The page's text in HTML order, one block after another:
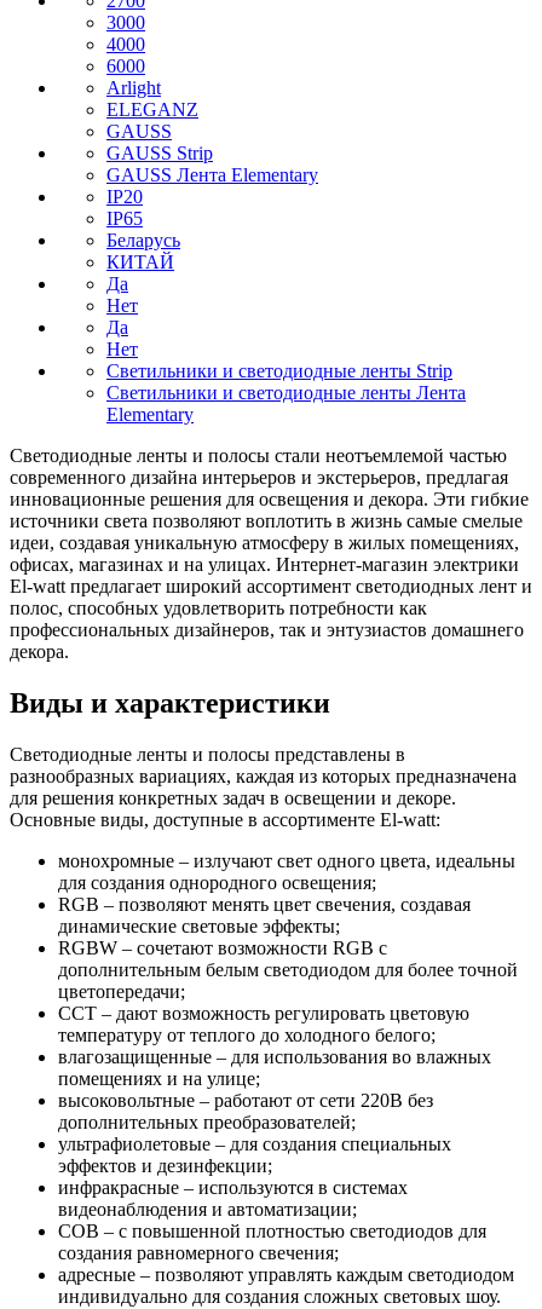
3000
4000
6000
Arlight
ELEGANZ
GAUSS
GAUSS Strip
GAUSS Лента Elementary
IP20
IP65
Беларусь
КИТАЙ
Да
Нет
Да
Нет
Светильники и светодиодные ленты Strip
Светильники и светодиодные ленты Лента
Elementary
Светодиодные ленты и полосы стали неотъемлемой частью
современного дизайна интерьеров и экстерьеров, предлагая
инновационные решения для освещения и декора. Эти гибкие
источники света позволяют воплотить в жизнь самые смелые
идеи, создавая уникальную атмосферу в жилых помещениях,
офисах, магазинах и на улицах. Интернет-магазин электрики
El-watt предлагает широкий ассортимент светодиодных лент и
полос, способных удовлетворить потребности как
профессиональных дизайнеров, так и энтузиастов домашнего
декора.
Виды и характеристики
Светодиодные ленты и полосы представлены в
разнообразных вариациях, каждая из которых предназначена
для решения конкретных задач в освещении и декоре.
Основные виды, доступные в ассортименте El-watt:
монохромные – излучают свет одного цвета, идеальны
для создания однородного освещения;
RGB – позволяют менять цвет свечения, создавая
динамические световые эффекты;
RGBW – сочетают возможности RGB с
дополнительным белым светодиодом для более точной
цветопередачи;
CCT – дают возможность регулировать цветовую
температуру от теплого до холодного белого;
влагозащищенные – для использования во влажных
помещениях и на улице;
высоковольтные – работают от сети 220В без
дополнительных преобразователей;
ультрафиолетовые – для создания специальных
эффектов и дезинфекции;
инфракрасные – используются в системах
видеонаблюдения и автоматизации;
COB – с повышенной плотностью светодиодов для
создания равномерного свечения;
адресные – позволяют управлять каждым светодиодом
индивидуально для создания сложных световых шоу.